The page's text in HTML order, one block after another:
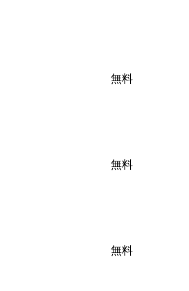
無料
無料
無料